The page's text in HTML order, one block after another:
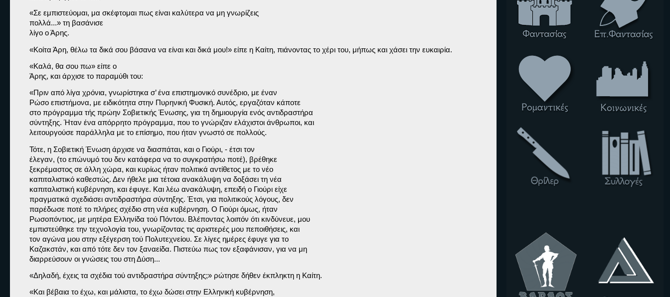
«Σε εμπιστεύομαι, μα σκέφτομαι πως είναι καλύτερα να μη γνωρίζεις
πολλά...» τη βασάνισε
λίγο ο Άρης.
«Κοίτα Άρη, θέλω τα δικά σου βάσανα να είναι και δικά μου!»
«Καλά, θα σου πω» είπε ο
Άρης, και άρχισε το παραμύθι του:
«Πριν από λίγα χρόνια, γνωρίστηκα σ’ ένα επιστημονικό συνέδριο, με έναν
Ρώσο επιστήμονα, με ειδικότητα στην Πυρηνική Φυσική. Αυτός, εργαζόταν κάποτε
στο πρόγραμμα τής πρώην Σοβιετικής Ένωσης, για τη δημιουργία ενός αντιδραστήρα
σύντηξης. Ήταν ένα απόρρητο πρόγραμμα, που το γνώριζαν ελάχιστοι άνθρωποι, και
λειτουργούσε παράλληλα με το επίσημο, που ήταν γνωστό σε πολλούς.
Τότε, η Σοβιετική Ένωση άρχισε να διασπάται, και ο Γιούρι, - έτσι τον
έλεγαν, (το επώνυμό του δεν κατάφερα να το συγκρατήσω ποτέ), βρέθηκε
ξεκρέμαστος σε άλλη χώρα, και κυρίως ήταν πολιτικά αντίθετος με το νέο
καπιταλιστικό καθεστώς. Δεν ήθελε μια τέτοια ανακάλυψη να δοξάσει τη νέα
καπιταλιστική κυβέρνηση, και έφυγε. Και λέω ανακάλυψη, επειδή ο Γιούρι είχε
πραγματικά σχεδιάσει αντιδραστήρα σύντηξης. Έτσι, για πολιτικούς λόγους, δεν
παρέδωσε ποτέ το πλήρες σχέδιο στη νέα κυβέρνηση. Ο Γιούρι όμως, ήταν
Ρωσοπόντιος, με μητέρα Ελληνίδα τού Πόντου. Βλέποντας λοιπόν ότι κινδύνευε, μου
εμπιστεύθηκε την τεχνολογία του, γνωρίζοντας τις αριστερές μου πεποιθήσεις, και
τον αγώνα μου στην εξέγερση τού Πολυτεχνείου. Σε λίγες ημέρες έφυγε για το
Καζακστάν, και από τότε δεν τον ξαναείδα. Πιστεύω πως τον εξαφάνισαν, για να μη
διαρρεύσουν οι γνώσεις του στη Δύση...
«Δηλαδή, έχεις τα σχέδια τού αντιδραστήρα σύντηξης;» ρώτησε δήθεν έκπληκτη η Καίτη.
«Και βέβαια το έχω, και μάλιστα, το έχω δώσει στην Ελληνική κυβέρνηση,